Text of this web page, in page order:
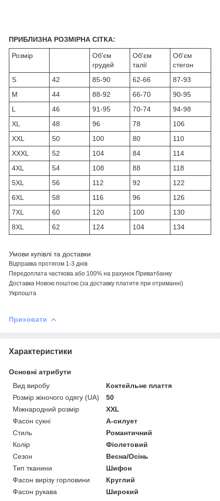
ПРИБЛИЗНА РОЗМІРНА СІТКА:
Розмір
Об'єм
грудей
Об'єм
талії
Об'єм
стегон
S
42 85-90 62-66
87-93
M
44 88-92 66-70
90-95
L
46 91-95 70-74
94-98
XL
48 96 78
106
XXL
50 100 80
110
XXXL
52 104 84
114
4XL
54 108 88
118
5XL
56 112 92
122
6XL
58 116 96
126
7XL
60 120 100
130
8XL
62 124 104 134
Умови купівлі та доставки
Відправка протягом 1-3 днів
Передоплата часткова або 100% на рахунок Приватбанку
Доставка Новою поштою (за доставку платите при отриманні)
Укрпошта
Приховати
Характеристики
Основні атрибути
Вид виробу
Коктейльне плаття
Розмір жіночого одягу (UA)
50
Міжнародний розмір
XXL
Фасон сукні
А-силует
Стиль
Романтичний
Колір
Фіолетовий
Сезон
Весна/Осінь
Тип тканини
Шифон
Фасон вирізу горловини
Круглий
Фасон рукава
Широкий